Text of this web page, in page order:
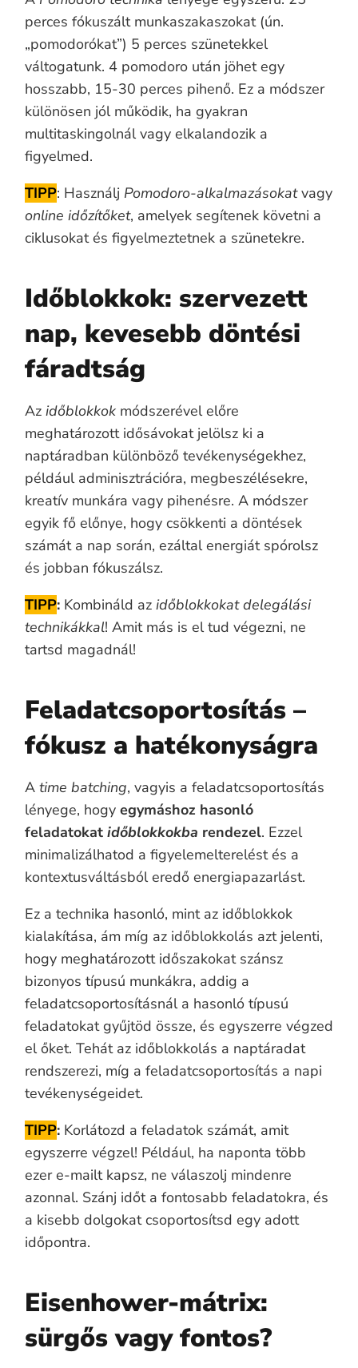
perces fókuszált munkaszakaszokat (ún.
„pomodorókat”) 5 perces szünetekkel
váltogatunk. 4 pomodoro után jöhet egy
hosszabb, 15-30 perces pihenő. Ez a módszer
különösen jól működik, ha gyakran
multitaskingolnál vagy elkalandozik a
figyelmed.
TIPP: Használj Pomodoro-alkalmazásokatvagy
online időzítőket, amelyek segítenek követni a
ciklusokat és figyelmeztetnek a szünetekre.
Időblokkok: szervezett
nap, kevesebb döntési
fáradtság
Az időblokkok módszerével előre
meghatározott idősávokat jelölsz ki a
naptáradban különböző tevékenységekhez,
például adminisztrációra, megbeszélésekre,
kreatív munkára vagy pihenésre. A módszer
egyik fő előnye, hogy csökkenti a döntések
számát a nap során, ezáltal energiát spórolsz
és jobban fókuszálsz.
TIPP: Kombináld az időblokkokat delegálási
technikákkal! Amit más is el tud végezni, ne
tartsd magadnál!
Feladatcsoportosítás –
fókusz a hatékonyságra
A time batching, vagyis a feladatcsoportosítás
lényege, hogy egymáshoz hasonló
feladatokat időblokkokba rendezel. Ezzel
minimalizálhatod a figyelemelterelést és a
kontextusváltásból eredő energiapazarlást.
Ez a technika hasonló, mint az időblokkok
kialakítása, ám míg az időblokkolás azt jelenti,
hogy meghatározott időszakokat szánsz
bizonyos típusú munkákra, addig a
feladatcsoportosításnál a hasonló típusú
feladatokat gyűjtöd össze, és egyszerre végzed
el őket. Tehát az időblokkolás a naptáradat
rendszerezi, míg a feladatcsoportosítás a napi
tevékenységeidet.
TIPP: Korlátozd a feladatok számát, amit
egyszerre végzel! Például, ha naponta több
ezer e-mailt kapsz, ne válaszolj mindenre
azonnal. Szánj időt a fontosabb feladatokra, és
a kisebb dolgokat csoportosítsd egy adott
időpontra.
Eisenhower-mátrix:
sürgős vagy fontos?